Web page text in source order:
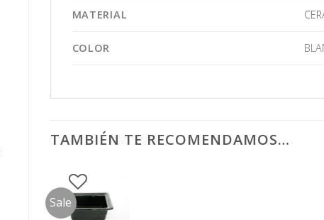
MATERIAL
COLOR
TAMBIÉN TE RECOMENDAMOS…
Sale